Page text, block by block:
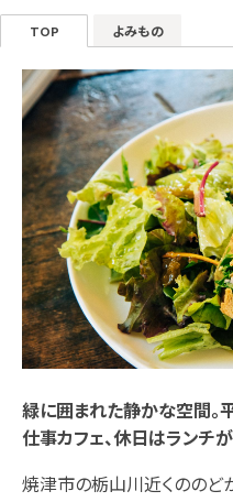
TOP よみもの
緑に囲まれた静かな空間。
仕事カフェ、休日はランチ
焼津市の栃山川近くののど